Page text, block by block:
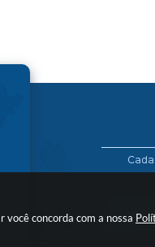
você concorda com a nossa